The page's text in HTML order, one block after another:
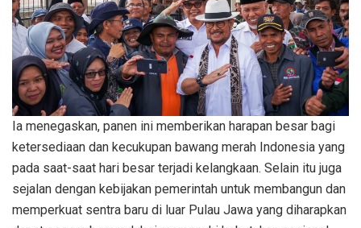
Ia menegaskan, panen ini memberikan harapan besar bagi
ketersediaan dan kecukupan bawang merah Indonesia yang
pada saat-saat hari besar terjadi kelangkaan. Selain itu juga
sejalan dengan kebijakan pemerintah untuk membangun dan
memperkuat sentra baru di luar Pulau Jawa yang diharapkan